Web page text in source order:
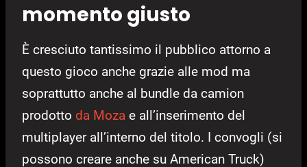
momento giusto
È cresciuto tantissimo il pubblico attorno a
questo gioco anche grazie alle mod ma
soprattutto anche al bundle da camion
prodotto da Moza e all’inserimento del
multiplayer all’interno del titolo. I convogli (si
possono creare anche su American Truck)